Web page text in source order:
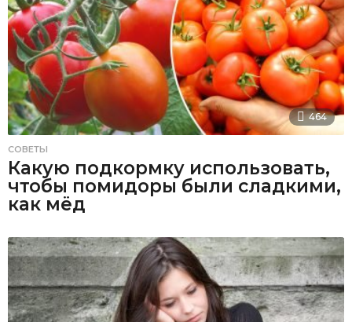
464
СОВЕТЫ
Какую подкормку использовать,
чтобы помидоры были сладкими,
как мёд